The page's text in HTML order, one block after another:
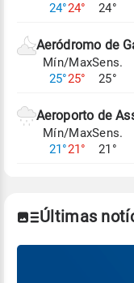
24°24°
24°
Aeródromo de
Mín/Max
25°25°
Sens.
25°
Aeroporto de
Mín/Max
21°21°
Sens.
21°
Últimas